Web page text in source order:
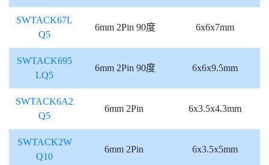
SWTACK67L
Q5
6mm 2Pin 90度 6x6x7mm
SWTACK695
LQ5
6mm 2Pin 90度 6x6x9.5mm
SWTACK6A2
Q5
6mm 2Pin 6x3.5x4.3mm
SWTACK2W
Q10
6mm 2Pin 6x3.5x5mm